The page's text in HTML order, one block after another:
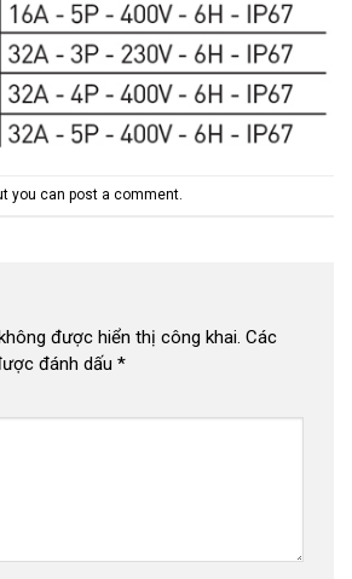
you can post a comment.
được hiển thị công khai. Các
đánh dấu *